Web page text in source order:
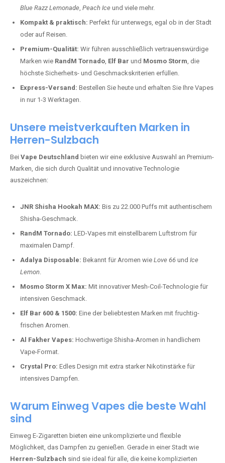
Blue Razz Lemonade, Peach Ice und viele mehr.
Kompakt & praktisch: Perfekt für unterwegs, egal ob in der Stadt
oder auf Reisen.
Premium-Qualität: Wir führen ausschließlich vertrauenswürdige
Marken wie RandM Tornado, Elf Bar und Mosmo Storm, die
höchste Sicherheits- und Geschmackskriterien erfüllen.
Express-Versand: Bestellen Sie heute und erhalten Sie Ihre Vapes
in nur 1-3 Werktagen.
Unsere meistverkauften Marken in
Herren-Sulzbach
Bei Vape Deutschland bieten wir eine exklusive Auswahl an Premium-
Marken, die sich durch Qualität und innovative Technologie
auszeichnen:
JNR Shisha Hookah MAX: Bis zu 22.000 Puffs mit authentischem
Shisha-Geschmack.
RandM Tornado: LED-Vapes mit einstellbarem Luftstrom für
maximalen Dampf.
Adalya Disposable: Bekannt für Aromen wie Love 66 und Ice
Lemon.
Mosmo Storm X Max: Mit innovativer Mesh-Coil-Technologie für
intensiven Geschmack.
Elf Bar 600 & 1500: Eine der beliebtesten Marken mit fruchtig-
frischen Aromen.
Al Fakher Vapes: Hochwertige Shisha-Aromen in handlichem
Vape-Format.
Crystal Pro: Edles Design mit extra starker Nikotinstärke für
intensives Dampfen.
Warum Einweg Vapes die beste Wahl
sind
Einweg E-Zigaretten bieten eine unkomplizierte und flexible
Möglichkeit, das Dampfen zu genießen. Gerade in einer Stadt wie
Herren-Sulzbach sind sie ideal für alle, die keine komplizierten